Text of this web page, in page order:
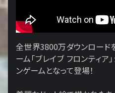
全世界3800万ダウンロード
ーム「ブレイブ フロンティア
ンゲームとなって登場！